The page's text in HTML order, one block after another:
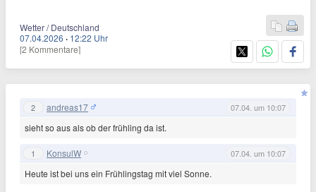
Wetter / Deutschland
07.04.2026 · 12:22 Uhr
[2 Kommentare]
2 andreas17 07.04. um 10:07
sieht so aus als ob der frühling da ist.
1 KonsulW 07.04. um 10:07
Heute ist bei uns ein Frühlingstag mit viel Sonne.